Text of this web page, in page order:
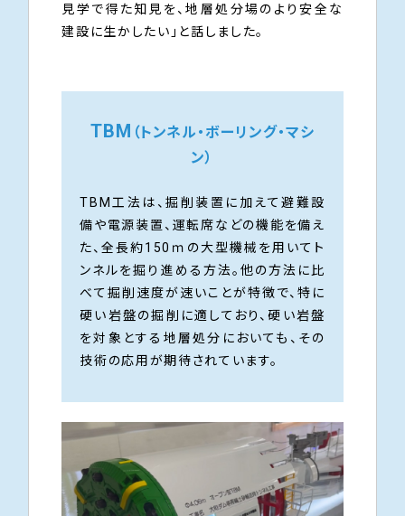
見学で得た知見を、地層処分場のより安全な
建設に生かしたい」と話しました。
TBM （トンネル・ボーリング・マシ
ン）
TBM工法は、掘削装置に加えて避難設
備や電源装置、運転席などの機能を備え
た、全長約150ｍの大型機械を用いてト
ンネルを掘り進める方法。他の方法に比
べて掘削速度が速いことが特徴で、特に
硬い岩盤の掘削に適しており、硬い岩盤
を対象とする地層処分においても、その
技術の応用が期待されています。